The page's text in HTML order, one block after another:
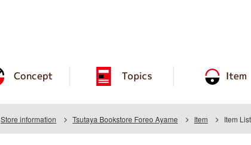
Concept Topics Item
Store information Tsutaya Bookstore Foreo Ayame Item Item List